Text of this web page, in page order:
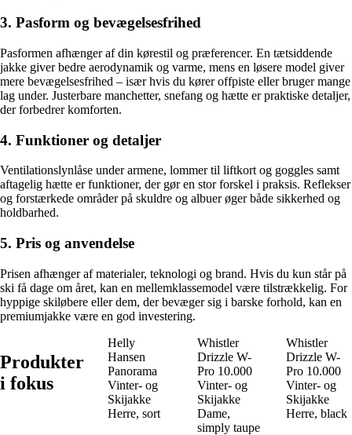
3. Pasform og bevægelsesfrihed
Pasformen afhænger af din kørestil og præferencer. En tætsiddende
jakke giver bedre aerodynamik og varme, mens en løsere model giver
mere bevægelsesfrihed – især hvis du kører offpiste eller bruger mange
lag under. Justerbare manchetter, snefang og hætte er praktiske detaljer,
der forbedrer komforten.
4. Funktioner og detaljer
Ventilationslynlåse under armene, lommer til liftkort og goggles samt
aftagelig hætte er funktioner, der gør en stor forskel i praksis. Reflekser
og forstærkede områder på skuldre og albuer øger både sikkerhed og
holdbarhed.
5. Pris og anvendelse
Prisen afhænger af materialer, teknologi og brand. Hvis du kun står på
ski få dage om året, kan en mellemklassemodel være tilstrækkelig. For
hyppige skiløbere eller dem, der bevæger sig i barske forhold, kan en
premiumjakke være en god investering.
Produkter
i fokus
Helly
Hansen
Panorama
Vinter- og
Skijakke
Herre, sort
Whistler
Drizzle W-
Pro 10.000
Vinter- og
Skijakke
Dame,
simply taupe
Whistler
Drizzle W-
Pro 10.000
Vinter- og
Skijakke
Herre, black